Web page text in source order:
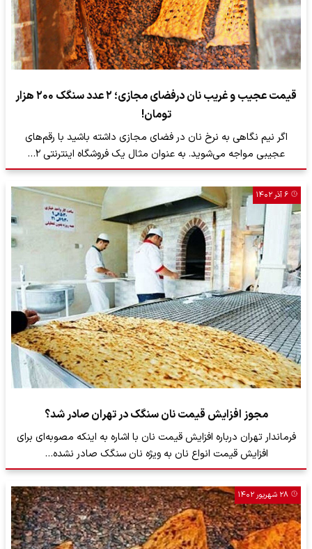
قیمت عجیب و غریب نان درفضای مجازی؛ ۲ عدد سنگک ۲۰۰ هزار
تومان!
اگر نیم نگاهی به نرخ نان در فضای مجازی داشته باشید با رقم‌های
عجیبی مواجه می‌شوید. به عنوان مثال یک فروشگاه اینترنتی ۲…
۶ آذر ۱۴۰۲
مجوز افزایش قیمت نان سنگک در تهران صادر شد؟
فرماندار تهران درباره افزایش قیمت نان با اشاره به اینکه مصوبه‌ای برای
افزایش قیمت انواع نان به ویژه نان سنگک صادر نشده…
۲۸ شهریور ۱۴۰۲